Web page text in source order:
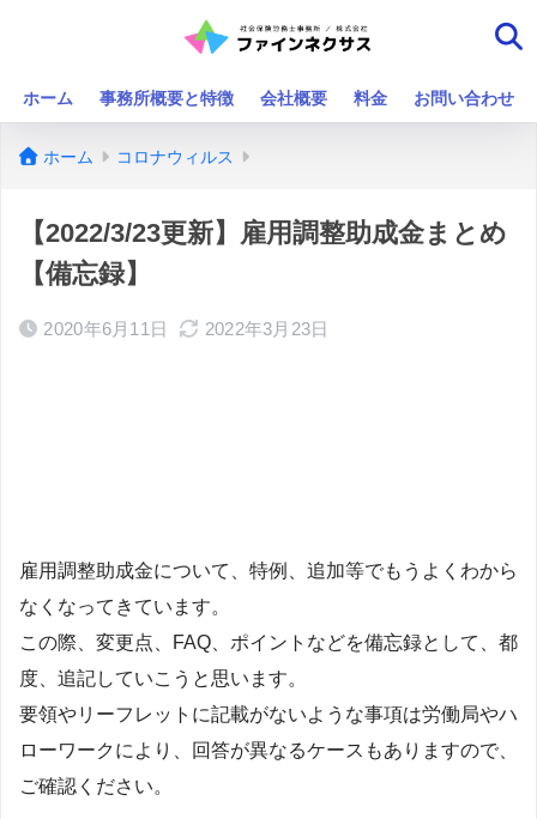
ホーム 事務所概要と特徴 会社概要 料金 お問い合わせ
ホーム コロナウィルス
【2022/3/23更新】雇用調整助成金まとめ
【備忘録】
2020年6月11日 2022年3月23日
雇用調整助成金について、特例、追加等でもうよくわから
なくなってきています。
この際、変更点、FAQ、ポイントなどを備忘録として、都
度、追記していこうと思います。
要領やリーフレットに記載がないような事項は労働局やハ
ローワークにより、回答が異なるケースもありますので、
ご確認ください。